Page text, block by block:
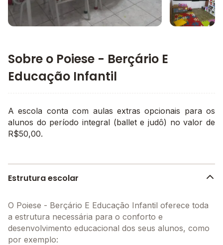
Sobre o Poiese - Berçário E
Educação Infantil
A escola conta com aulas extras opcionais para os
alunos do período integral (ballet e judô) no valor de
R$50,00.
Estrutura escolar
O Poiese - Berçário E Educação Infantil oferece toda
a estrutura necessária para o conforto e
desenvolvimento educacional dos seus alunos, como
por exemplo: